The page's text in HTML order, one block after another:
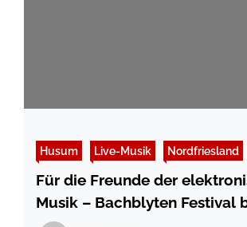
Husum Live-Musik Nordfriesland
Für die Freunde der
Musik – Bachblyten Festival